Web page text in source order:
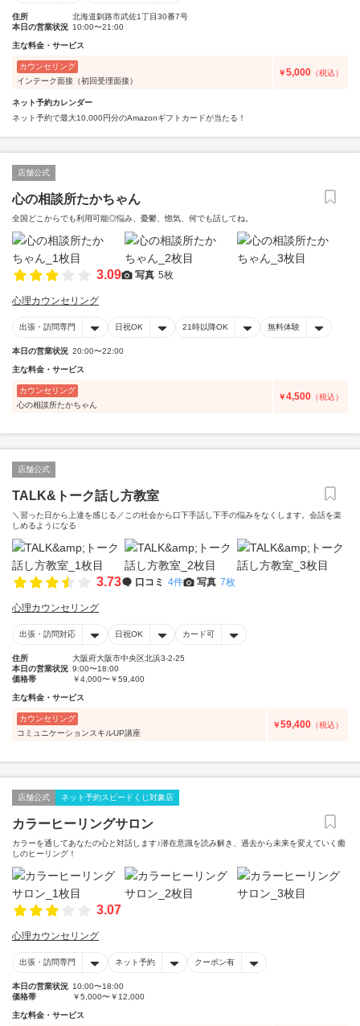
住所
北海道釧路市武佐1丁目30番7号
本日の営業状況 10:00〜21:00
主な料金・サービス
カウンセリング
インテーク面接（初回受理面接）
￥5,000 （税込）
ネット予約カレンダー
ネット予約で最大10,000円分のAmazonギフトカードが当たる！
店舗公式
心の相談所たかちゃん
全国どこからでも利用可能◎悩み、憂鬱、惚気、何でも話してね。
3.09 写真 5枚
心理カウンセリング
出張・訪問専門 日祝OK 21時以降OK 無料体験
本日の営業状況 20:00〜22:00
主な料金・サービス
カウンセリング
心の相談所たかちゃん
￥4,500 （税込）
店舗公式
TALK&トーク話し方教室
＼習った日から上達を感じる／この社会から口下手話し下手の悩みをなくします。会話を楽
しめるようになる
3.73 口コミ 4件 写真 7枚
心理カウンセリング
出張・訪問対応 日祝OK カード可
住所
大阪府大阪市中央区北浜3-2-25
本日の営業状況 9:00〜18:00
価格帯
￥4,000〜￥59,400
主な料金・サービス
カウンセリング
コミュニケーションスキルUP講座
￥59,400 （税込）
店舗公式 ネット予約スピードくじ対象店
カラーヒーリングサロン
カラーを通してあなたの心と対話します♪潜在意識を読み解き、過去から未来を変えていく癒
しのヒーリング！
3.07
心理カウンセリング
出張・訪問専門 ネット予約 クーポン有
本日の営業状況 10:00〜18:00
価格帯
￥5,000〜￥12,000
主な料金・サービス